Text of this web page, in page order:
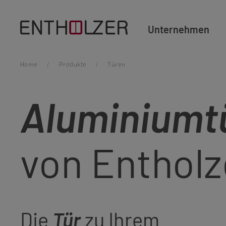
Unternehmen
Home / Produkte / Türen
von
Die Türzu Ihrem